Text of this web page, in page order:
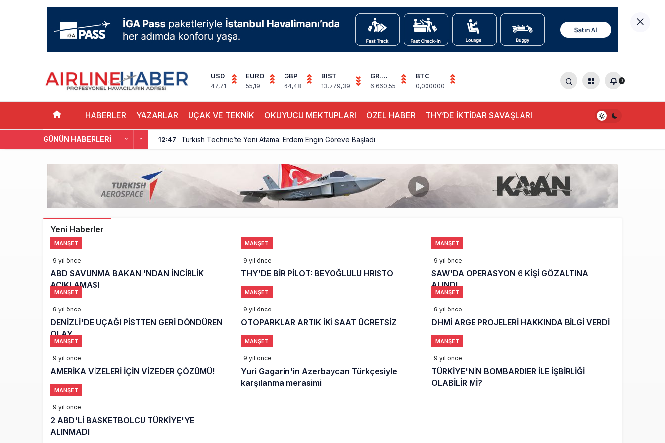
USD
47,71
EURO
55,19
GBP
64,48
BIST
13.779,39
GR.
ALTIN
6.660,55
BTC
0,000000
0
HABERLER YAZARLAR UÇAK VE TEKNİK OKUYUCU MEKTUPLARI ÖZEL HABER THY’DE İKTİDAR SAVAŞLARI
GÜNÜN HABERLERI 12:47 Turkish Technic’te Yeni Atama: Erdem Engin Göreve Başladı
İstanbul Havalimanı Avrupa’nın En Yoğunu Oldu, Dünyada 7’nciliğe Yükseldi
THY’nin Washington Uçağı Bulgaristan Üzerinden Geri Döndü
Türkiye’nin Milli Motor Projelerinde Yeni Dönem: TEI TEKNOLOJİ Kuruldu
SunExpress Günlük Yolcu Rekorunu 72 Bin 340’a Çıkardı
17:59 İstanbul Havalimanı’nın 4. Pistinde İlk Test Uçuşu Yapıldı
Yeni Haberler
MANŞET
9 yıl önce
ABD SAVUNMA BAKANI'NDAN İNCİRLİK
AÇIKLAMASI
MANŞET
9 yıl önce
THY’DE BİR PİLOT: BEYOĞLULU HRISTO
MANŞET
9 yıl önce
SAW'DA OPERASYON 6 KİŞİ GÖZALTINA
ALINDI
MANŞET
9 yıl önce
DENİZLİ'DE UÇAĞI PİSTTEN GERİ DÖNDÜREN
OLAY
MANŞET
9 yıl önce
OTOPARKLAR ARTIK İKİ SAAT ÜCRETSİZ
MANŞET
9 yıl önce
DHMİ ARGE PROJELERİ HAKKINDA BİLGİ VERDİ
MANŞET
9 yıl önce
AMERİKA VİZELERİ İÇİN VİZEDER ÇÖZÜMÜ!
MANŞET
9 yıl önce
Yuri Gagarin'in Azerbaycan Türkçesiyle
karşılanma merasimi
MANŞET
9 yıl önce
TÜRKİYE'NİN BOMBARDIER İLE İŞBİRLİĞİ
OLABİLİR Mİ?
MANŞET
9 yıl önce
2 ABD'Lİ BASKETBOLCU TÜRKİYE'YE
ALINMADI